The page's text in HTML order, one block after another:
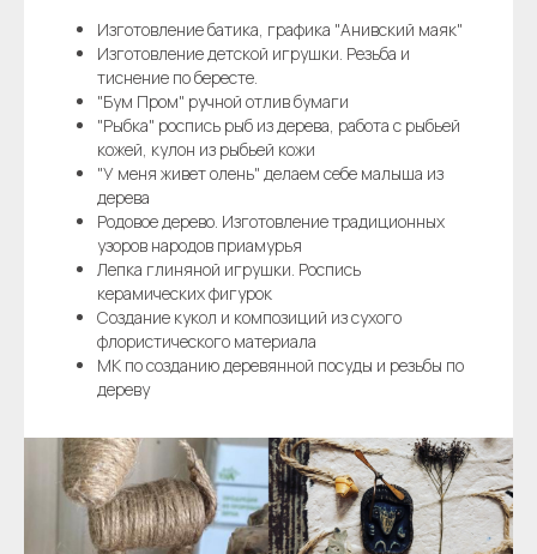
Изготовление батика, графика "Анивский маяк"
Изготовление детской игрушки. Резьба и
тиснение по бересте.
"Бум Пром" ручной отлив бумаги
"Рыбка" роспись рыб из дерева, работа с рыбьей
кожей, кулон из рыбьей кожи
"У меня живет олень" делаем себе малыша из
дерева
Родовое дерево. Изготовление традиционных
узоров народов приамурья
Лепка глиняной игрушки. Роспись
керамических фигурок
Создание кукол и композиций из сухого
флористического материала
МК по созданию деревянной посуды и резьбы по
дереву